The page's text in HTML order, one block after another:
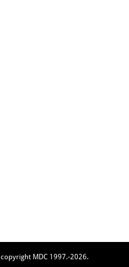
copyright MDC 1997.-2026.